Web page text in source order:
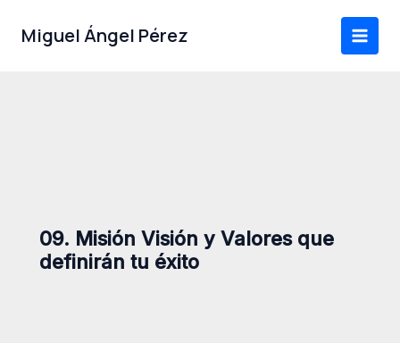
contenido
Miguel Ángel Pérez
09. Misión Visión y Valores que
definirán tu éxito